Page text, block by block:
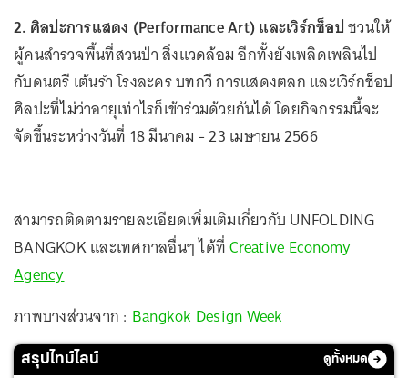
2. ศิลปะการแสดง (Performance Art) และเวิร์กช็อปชวนให้
ผู้คนสำรวจพื้นที่สวนป่า สิ่งแวดล้อม อีกทั้งยังเพลิดเพลินไป
กับดนตรี เต้นรำ โรงละคร บทกวี การแสดงตลก และเวิร์กช็อป
ศิลปะที่ไม่ว่าอายุเท่าไรก็เข้าร่วมด้วยกันได้ โดยกิจกรรมนี้จะ
จัดขึ้นระหว่างวันที่ 18 มีนาคม - 23 เมษายน 2566
สามารถติดตามรายละเอียดเพิ่มเติมเกี่ยวกับ UNFOLDING
BANGKOK และเทศกาลอื่นๆ ได้ที่Creative Economy
Agency
ภาพบางส่วนจาก :Bangkok Design Week
สรุปไทม์ไลน์ ดูทั้งหมด